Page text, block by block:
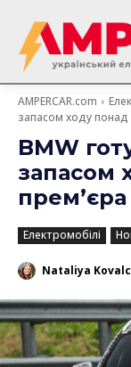
AMPERCAR.com
запасом ходу понад
BMW
запасом
Електромобілі
Nataliya